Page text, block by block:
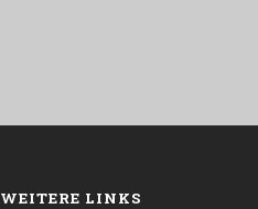
WEITERE LINKS